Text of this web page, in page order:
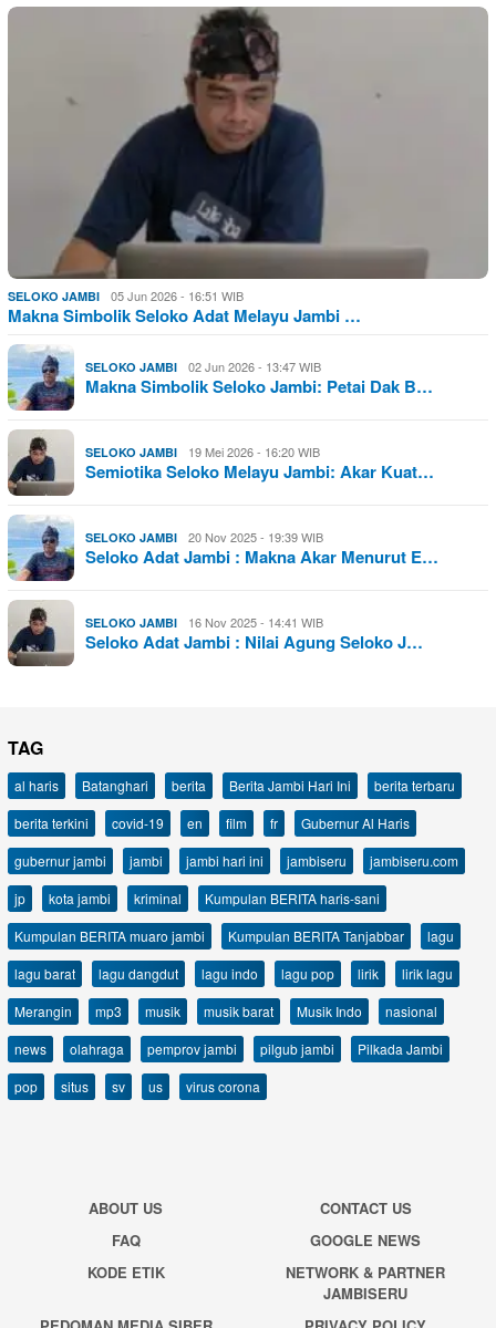
SELOKO JAMBI 05 Jun 2026 - 16:51 WIB
Makna Simbolik Seloko Adat Melayu Jambi …
SELOKO JAMBI 02 Jun 2026 - 13:47 WIB
Makna Simbolik Seloko Jambi: Petai Dak B…
SELOKO JAMBI 19 Mei 2026 - 16:20 WIB
Semiotika Seloko Melayu Jambi: Akar Kuat…
SELOKO JAMBI 20 Nov 2025 - 19:39 WIB
Seloko Adat Jambi : Makna Akar Menurut E…
SELOKO JAMBI 16 Nov 2025 - 14:41 WIB
Seloko Adat Jambi : Nilai Agung Seloko J…
TAG
al haris Batanghari berita Berita Jambi Hari Ini
berita terbaru
berita terkini
covid-19 en film fr
Gubernur Al Haris
gubernur jambi
jambi jambi hari ini jambiseru
jambiseru.com
jp
kota jambi kriminal
Kumpulan BERITA haris-sani
Kumpulan BERITA muaro jambi
Kumpulan BERITA Tanjabbar
lagu
lagu barat
lagu dangdut lagu indo lagu pop lirik
lirik lagu
Merangin
mp3 musik musik barat Musik Indo
nasional
news
olahraga pemprov jambi pilgub jambi
Pilkada Jambi
pop
situs sv us virus corona
ABOUT US
CONTACT US
FAQ
GOOGLE NEWS
KODE ETIK
NETWORK & PARTNER
JAMBISERU